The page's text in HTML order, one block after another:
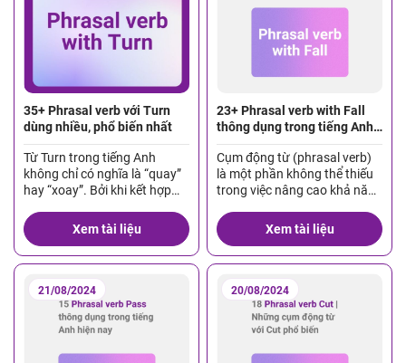
35+ Phrasal verb với Turn
dùng nhiều, phổ biến nhất
Từ Turn trong tiếng Anh
không chỉ có nghĩa là “quay”
hay “xoay”. Bởi khi kết hợp
nhiều phrasal verbs vô cùng
phong phú, giúp bạn diễn đạt
mọi thứ từ những điều quen
tưởng phức tạp hơn. Để nâng
cao trình […]
Xem tài liệu
23+ Phrasal verb with Fall
thông dụng trong tiếng Anh
hiện nay
Cụm động từ (phrasal verb)
là một phần không thể thiếu
trong việc nâng cao khả năng
trong giao tiếp hàng ngày.
Trong đó, “fall” là một động
từ cơ bản nhưng lại có thể kết
nhau để tạo ra hàng loạt […]
Xem tài liệu
21/08/2024 20/08/2024